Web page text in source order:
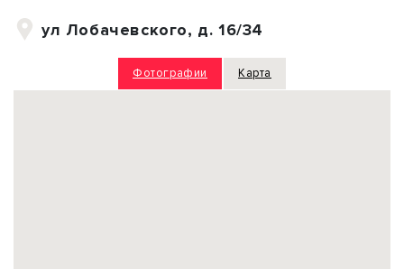
ул Лобачевского, д. 16/34
Фотографии Карта